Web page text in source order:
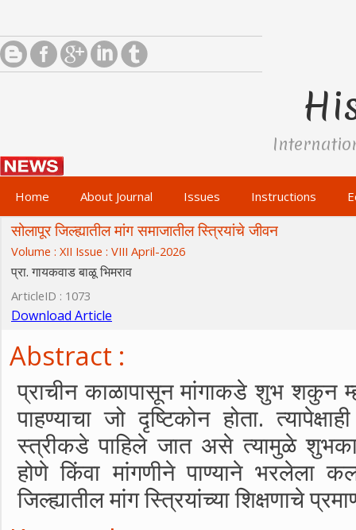
Home About Journal Issues Instructions
सोलापूर जिल्ह्यातील मांग समाजातील स्त्रियांचे जीवन
Volume : XII Issue : VIII April-2026
प्रा. गायकवाड बाळू भिमराव
ArticleID : 1073
Download Article
Abstract :
प्राचीन काळापासून मांगाकडे शुभ शकुन
पाहण्याचा जो दृष्टिकोन होता.
स्त्रीकडे पाहिले जात असे त्यामुळे
होणे किंवा मांगणीने पाण्याने
जिल्ह्यातील मांग स्त्रियांच्या शिक्षणाचे